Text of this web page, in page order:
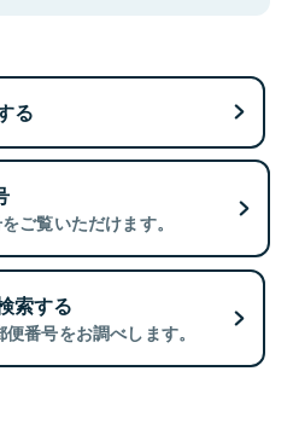
る
ご覧いただけます。
索する
番号をお調べします。